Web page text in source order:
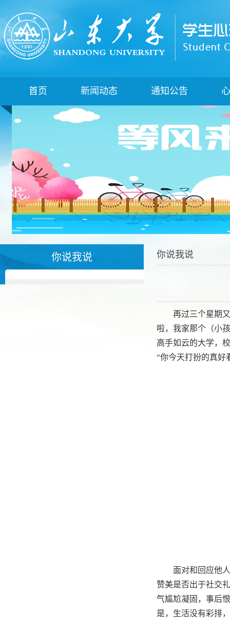
首页 新闻动态 通知公告
你说我说 你说我说
再过三个星期
啦，我家那个（小
高手如云的大学，
“你今天打扮的真好
面对和回应他
赞美是否出于社交
气尴尬凝固，事后
是，生活没有彩排